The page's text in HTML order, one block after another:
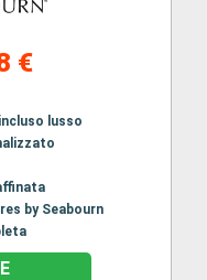
€
lusso
by Seabourn